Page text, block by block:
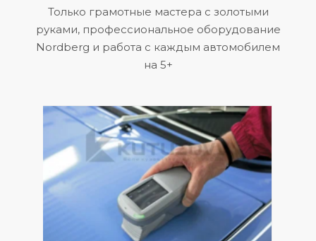
Только грамотные мастера с золотыми
руками, профессиональное оборудование
Nordberg и работа с каждым автомобилем
на 5+